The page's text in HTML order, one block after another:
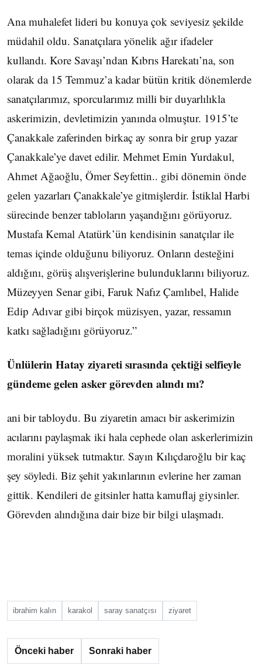
Ana muhalefet lideri bu konuya çok seviyesiz şekilde
müdahil oldu. Sanatçılara yönelik ağır ifadeler
kullandı. Kore Savaşı’ndan Kıbrıs Harekatı’na, son
olarak da 15 Temmuz’a kadar bütün kritik dönemlerde
sanatçılarımız, sporcularımız milli bir duyarlılıkla
askerimizin, devletimizin yanında olmuştur. 1915’te
Çanakkale zaferinden birkaç ay sonra bir grup yazar
Çanakkale’ye davet edilir. Mehmet Emin Yurdakul,
Ahmet Ağaoğlu, Ömer Seyfettin.. gibi dönemin önde
gelen yazarları Çanakkale’ye gitmişlerdir. İstiklal Harbi
sürecinde benzer tabloların yaşandığını görüyoruz.
Mustafa Kemal Atatürk’ün kendisinin sanatçılar ile
temas içinde olduğunu biliyoruz. Onların desteğini
aldığını, görüş alışverişlerine bulunduklarını biliyoruz.
Müzeyyen Senar gibi, Faruk Nafız Çamlıbel, Halide
Edip Adıvar gibi birçok müzisyen, yazar, ressamın
katkı sağladığını görüyoruz.”
Ünlülerin Hatay ziyareti sırasında çektiği selfieyle
gündeme gelen asker görevden alındı mı?
ani bir tabloydu. Bu ziyaretin amacı bir askerimizin
acılarını paylaşmak iki hala cephede olan askerlerimizin
moralini yüksek tutmaktır. Sayın Kılıçdaroğlu bir kaç
şey söyledi. Biz şehit yakınlarının evlerine her zaman
gittik. Kendileri de gitsinler hatta kamuflaj giysinler.
Görevden alındığına dair bize bir bilgi ulaşmadı.
ibrahim kalın karakol saray sanatçısı ziyaret
Önceki haber Sonraki haber